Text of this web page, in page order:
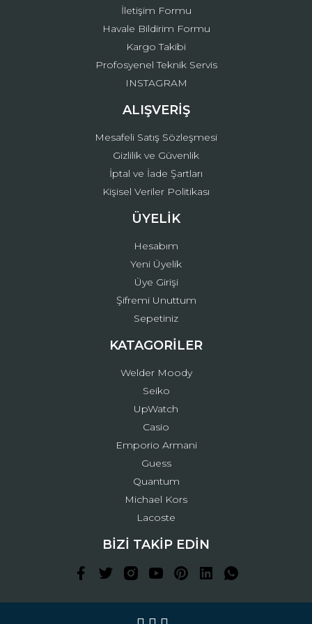
Gönder
İletişim Formu
Havale Bildirim Formu
Kargo Takibi
Profosyenel Teknik Servis
INSTAGRAM
ALIŞVERİŞ
Mesafeli Satış Sözleşmesi
Gizlilik ve Güvenlik
İptal ve İade Şartları
Kişisel Veriler Politikası
ÜYELİK
Hesabım
Yeni Üyelik
Üye Girişi
Şifremi Unuttum
Sepetiniz
KATAGORİLER
Welder Moody
Seiko
UpWatch
Casio
Emporio Armani
Guess
Quantum
Michael Kors
Lacoste
BİZİ TAKİP EDİN